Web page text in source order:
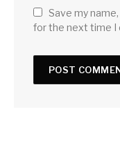
Save my
for the next time I